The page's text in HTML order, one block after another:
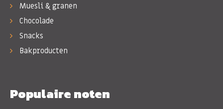
Muesli & granen
Chocolade
Snacks
Bakproducten
Populaire noten